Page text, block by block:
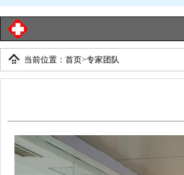
康复科
当前位置： 首页>专家团队